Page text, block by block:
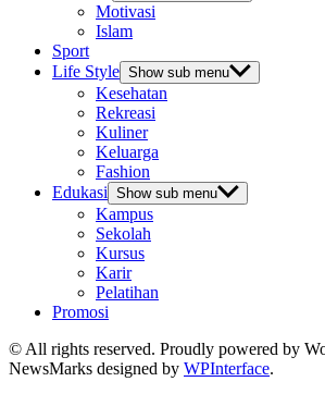
Motivasi
Islam
Sport
Life Style Show sub menu
Kesehatan
Rekreasi
Kuliner
Keluarga
Fashion
Edukasi Show sub menu
Kampus
Sekolah
Kursus
Karir
Pelatihan
Promosi
© All rights reserved. Proudly powered by
NewsMarks designed by WPInterface.